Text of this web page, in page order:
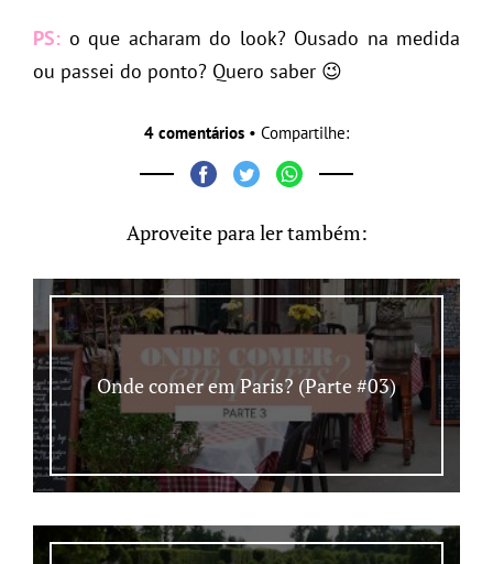
PS: o que acharam do look? Ousado na medida
ou passei do ponto? Quero saber 😉
4 comentários • Compartilhe:
Aproveite para ler também:
Onde comer em Paris? (Parte #03)